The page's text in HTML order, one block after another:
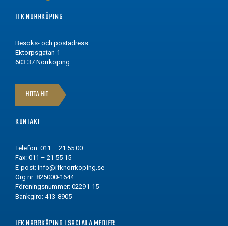
IFK NORRKÖPING
Besöks- och postadress:
Ektorpsgatan 1
603 37 Norrköping
HITTA HIT
KONTAKT
Telefon: 011 – 21 55 00
Fax: 011 – 21 55 15
E-post: info@ifknorrkoping.se
Org.nr: 825000-1644
Föreningsnummer: 02291-15
Bankgiro: 413-8905